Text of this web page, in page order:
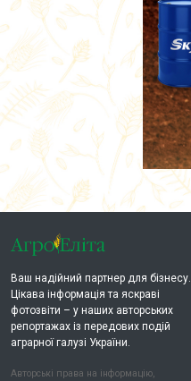
Ваш надійний партнер для бізнесу.
Цікава інформація та яскраві
фотозвіти – у наших авторських
репортажах із передових подій
аграрної галузі України.
Авторські права на інформацію,